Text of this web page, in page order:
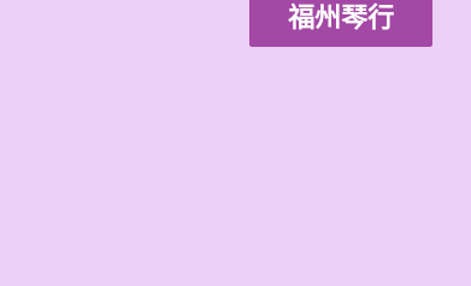
福州琴行